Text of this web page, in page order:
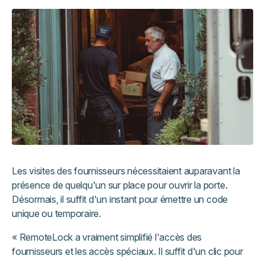
Les visites des fournisseurs nécessitaient auparavant la
présence de quelqu'un sur place pour ouvrir la porte.
Désormais, il suffit d'un instant pour émettre un code
unique ou temporaire.
« RemoteLock a vraiment simplifié l'accès des
fournisseurs et les accès spéciaux. Il suffit d'un clic pour